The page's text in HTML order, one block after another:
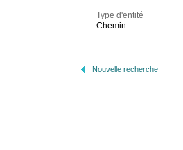
Type d'entité
Chemin
Nouvelle recherche